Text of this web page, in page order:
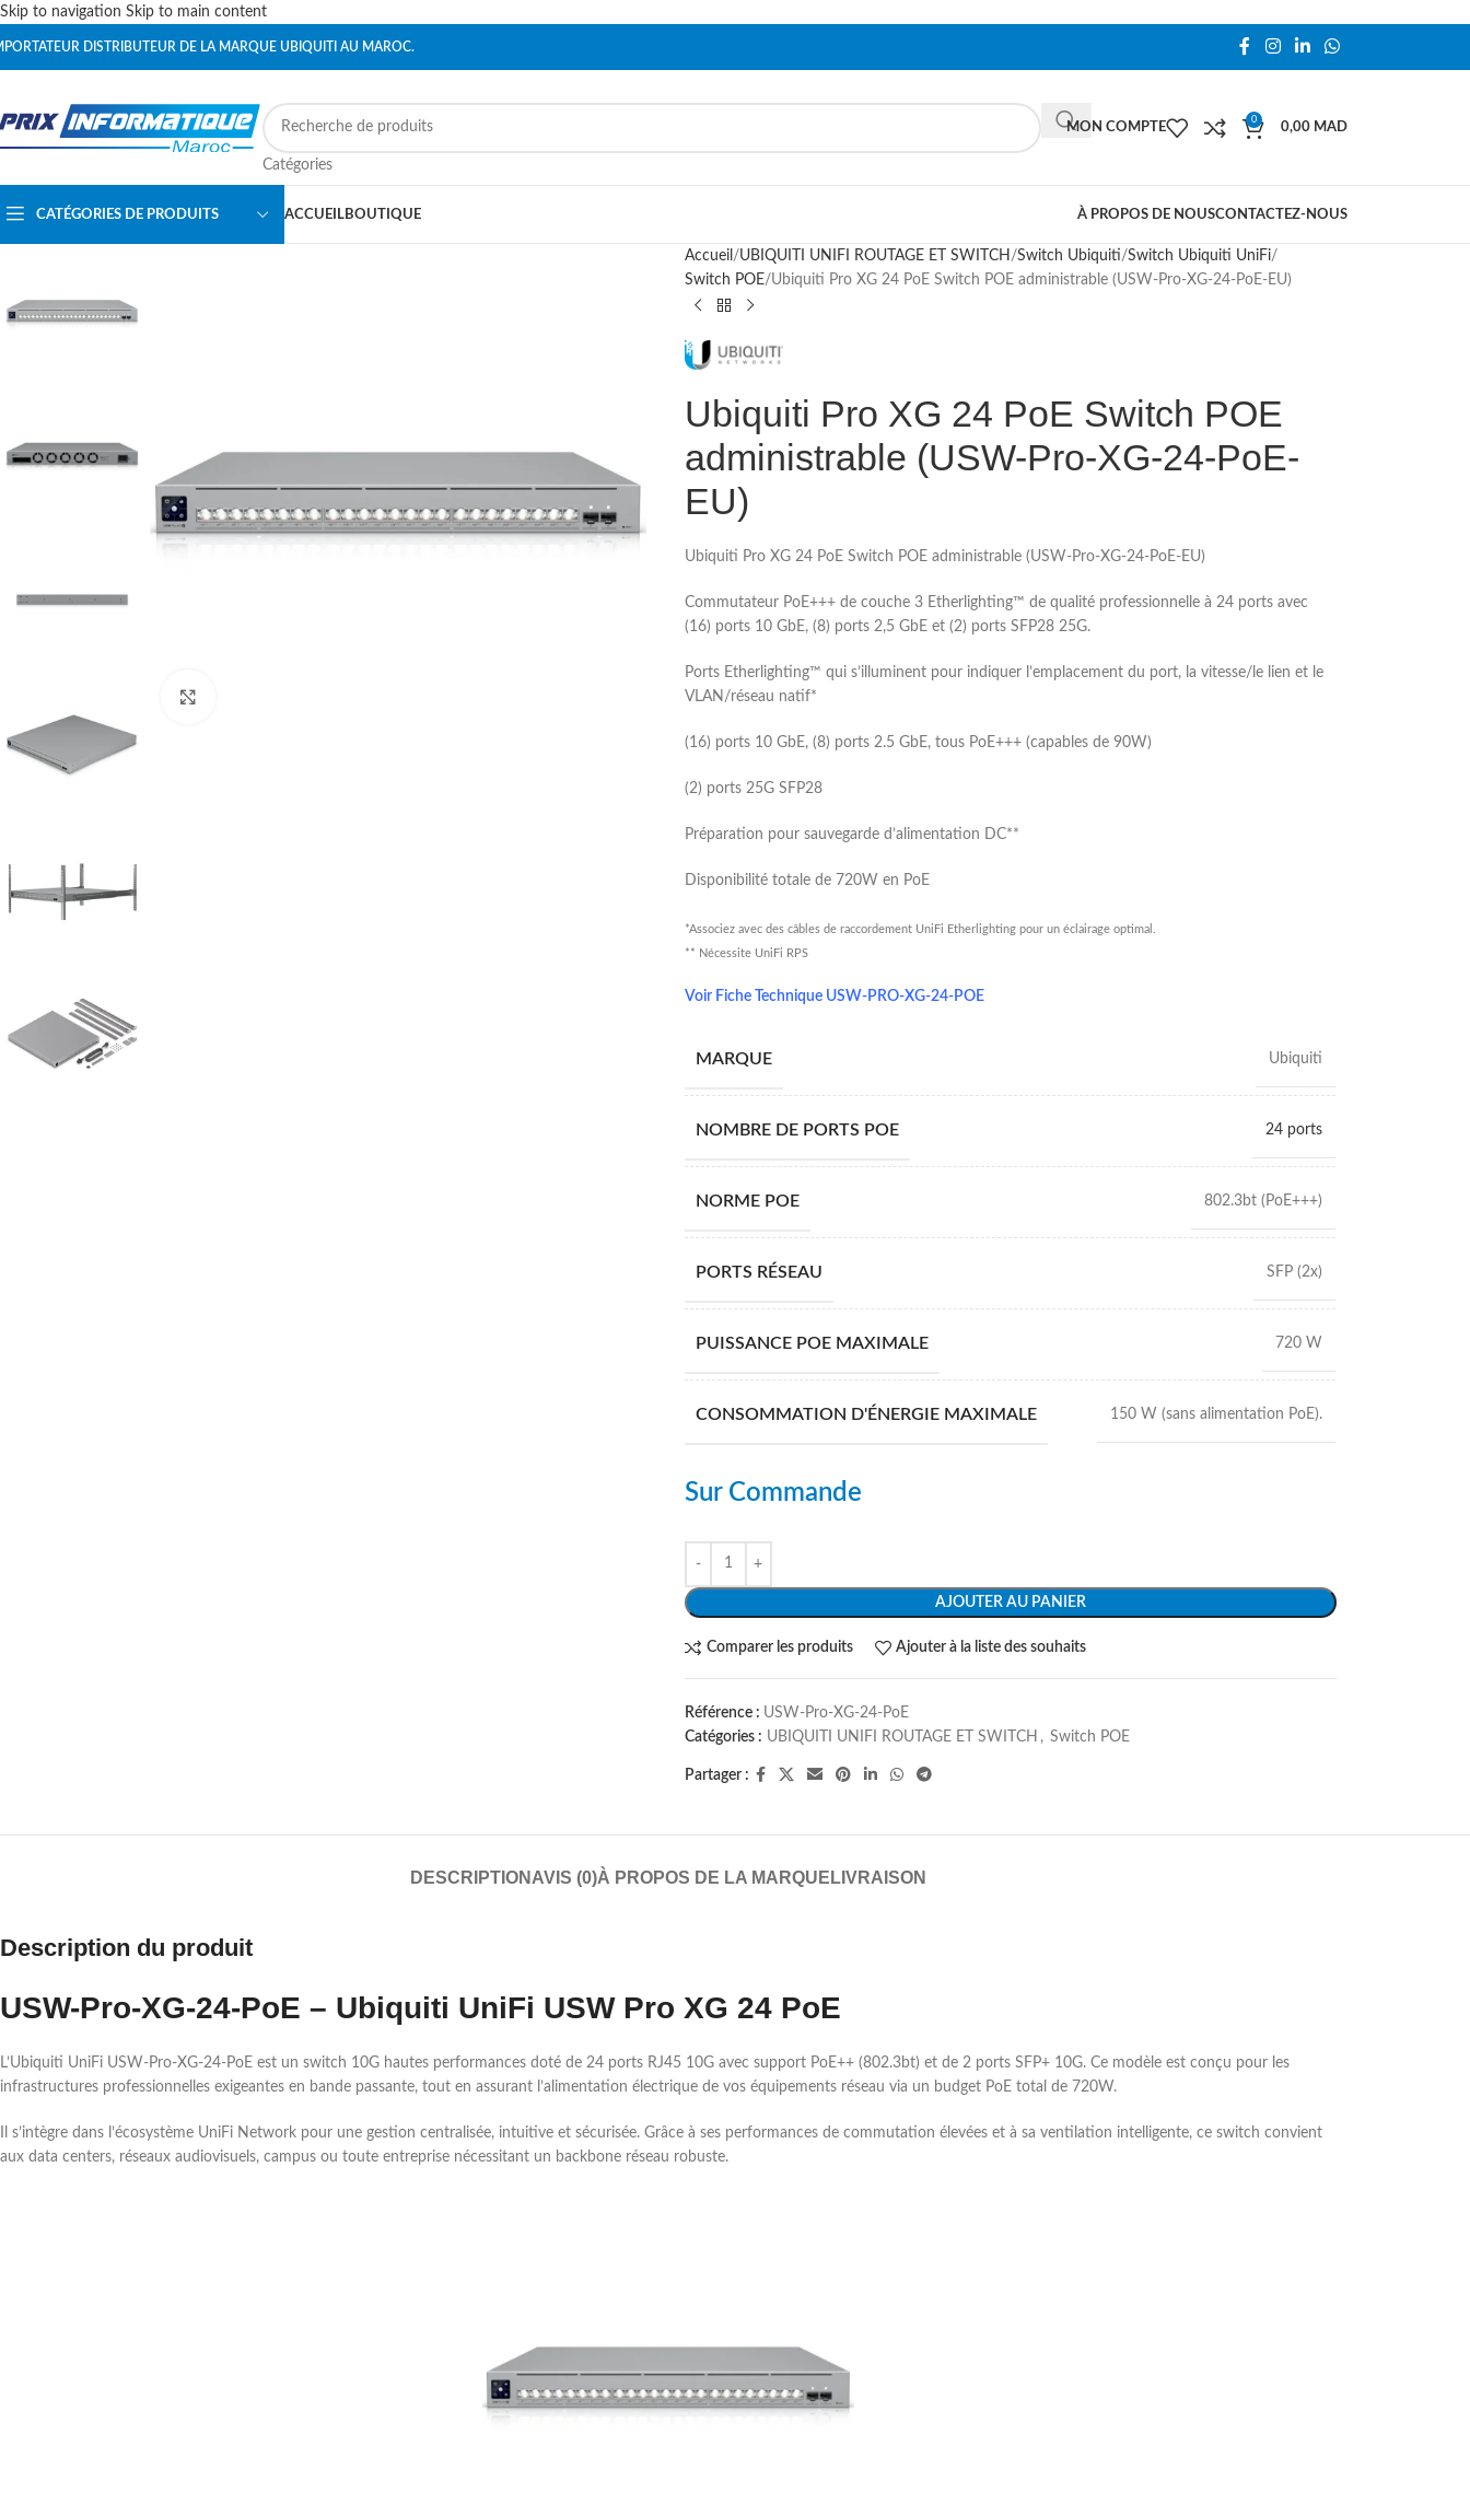
Skip to navigation Skip to main content
DISTRIBUTEUR DE LA MARQUE UBIQUITI AU MAROC.
Catégories
MON COMPTE
0
0,00 MAD
CATÉGORIES DE PRODUITS ACCUEILBOUTIQUE À PROPOS DE NOUSCONTACTEZ-NOUS
Accueil UBIQUITI UNIFI ROUTAGE ET SWITCH Switch Ubiquiti Switch Ubiquiti UniFi
Switch POE Ubiquiti Pro XG 24 PoE Switch POE administrable (USW-Pro-XG-24-PoE-EU)
Ubiquiti Pro XG 24 PoE Switch POE
administrable (USW-Pro-XG-24-PoE-
EU)
Ubiquiti Pro XG 24 PoE Switch POE administrable (USW-Pro-XG-24-PoE-EU)
Commutateur PoE+++ de couche 3 Etherlighting™ de qualité professionnelle à 24 ports avec
(16) ports 10 GbE, (8) ports 2,5 GbE et (2) ports SFP28 25G.
Ports Etherlighting™ qui s’illuminent pour indiquer l’emplacement du port, la vitesse/le lien et le
VLAN/réseau natif*
(16) ports 10 GbE, (8) ports 2.5 GbE, tous PoE+++ (capables de 90W)
(2) ports 25G SFP28
Préparation pour sauvegarde d’alimentation DC**
Disponibilité totale de 720W en PoE
*Associez avec des câbles de raccordement UniFi Etherlighting pour un éclairage optimal.
** Nécessite UniFi RPS
Voir Fiche Technique USW-PRO-XG-24-POE
MARQUE Ubiquiti
NOMBRE DE PORTS POE 24 ports
NORME POE 802.3bt (PoE+++)
PORTS RÉSEAU SFP (2x)
PUISSANCE POE MAXIMALE 720 W
CONSOMMATION D'ÉNERGIE MAXIMALE 150 W (sans alimentation PoE).
Sur Commande
AJOUTER AU PANIER
Comparer les produits Ajouter à la liste des souhaits
Référence : USW-Pro-XG-24-PoE
Catégories : UBIQUITI UNIFI ROUTAGE ET SWITCH , Switch POE
Partager :
DESCRIPTION AVIS (0)À PROPOS DE LA MARQUE LIVRAISON
Description du produit
USW-Pro-XG-24-PoE – Ubiquiti UniFi USW Pro XG 24 PoE
L’Ubiquiti UniFi USW-Pro-XG-24-PoE est un switch 10G hautes performances doté de 24 ports RJ45 10G avec support PoE++ (802.3bt) et de 2 ports SFP+ 10G. Ce modèle est conçu pour les
infrastructures professionnelles exigeantes en bande passante, tout en assurant l’alimentation électrique de vos équipements réseau via un budget PoE total de 720W.
Il s’intègre dans l’écosystème UniFi Network pour une gestion centralisée, intuitive et sécurisée. Grâce à ses performances de commutation élevées et à sa ventilation intelligente, ce switch convient
aux data centers, réseaux audiovisuels, campus ou toute entreprise nécessitant un backbone réseau robuste.